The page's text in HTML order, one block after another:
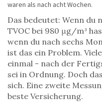
waren als nach acht Wochen.
Das bedeutet: Wenn du
TVOC bei 980 μg/m³
wenn du nach sechs
ist das ein Problem.
einmal - nach der
sei in Ordnung. Doch
sich. Eine zweite
beste Versicherung.